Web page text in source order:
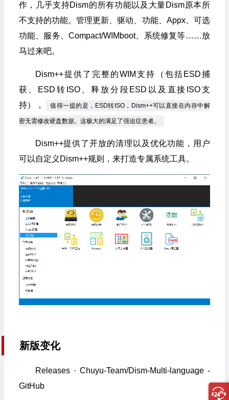
作，几乎支持Dism的所有功能以及大量Dism原本所
不支持的功能。管理更新、驱动、功能、Appx、可选
功能、服务、Compact/WIMboot、系统修复等……放
马过来吧。
Dism++提供了完整的WIM支持（包括ESD捕
获、ESD转ISO、释放分段ESD以及直接ISO支
持），
值得一提的是，ESD转ISO，Dism++可以直接在内存中解
密无需修改硬盘数据。这极大的满足了强迫症患者。
Dism++提供了开放的清理以及优化功能，用户
可以自定义Dism++规则，来打造专属系统工具。
新版变化
Releases · Chuyu-Team/Dism-Multi-language -
GitHub